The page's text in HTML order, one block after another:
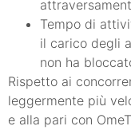
Tempo di
il carico degli
non ha
Rispetto ai
leggermente più
e alla pari con